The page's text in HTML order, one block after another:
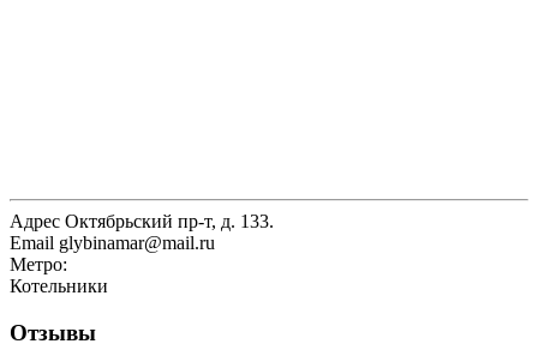
Адрес Октябрьский пр-т, д. 133.
Email glybinamar@mail.ru
Метро:
Котельники
Отзывы